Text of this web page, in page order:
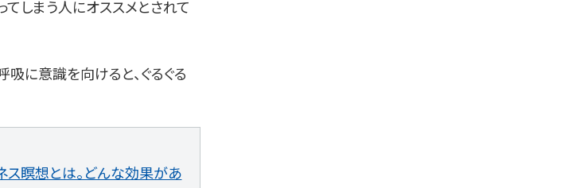
てしまう人にオススメとされて
に意識を向けると、ぐるぐる
ス瞑想とは。どんな効果があ